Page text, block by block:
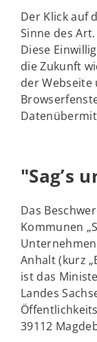
Der Klick auf
Sinne des
Diese
die Zukunft
der Webseite
"Sag’s
Das
Kommunen
Anhalt (kurz
ist das
Landes
39112